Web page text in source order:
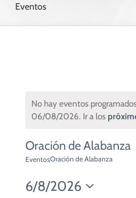
PARROQUIA
DISCIPULADOS
CUIDADO PASTORAL
Eventos
No hay eventos
06/08/2026. Ir a los
Oración de Alabanza
EventosOración de Alabanza
6/8/2026